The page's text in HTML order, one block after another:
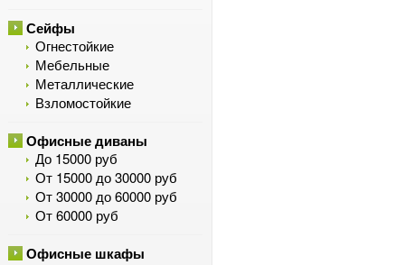
Сейфы
Огнестойкие
Мебельные
Металлические
Взломостойкие
Офисные диваны
До 15000 руб
От 15000 до 30000 руб
От 30000 до 60000 руб
От 60000 руб
Офисные шкафы